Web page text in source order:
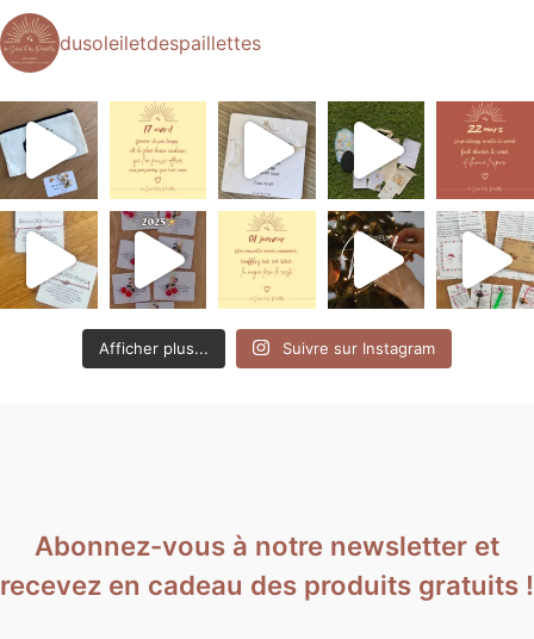
dusoleiletdespaillettes
Afficher plus... Suivre sur Instagram
Abonnez-vous à notre newsletter et
recevez en cadeau des produits gratuits !